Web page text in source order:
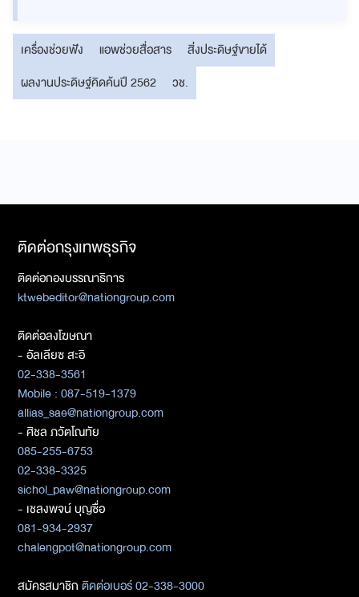
เครื่องช่วยฟัง แอพช่วยสื่อสาร
สิ่งประดิษฐ์ขายได้
ผลงานประดิษฐ์คิดค้นปี 2562
วช.
ติดต่อกรุงเทพธุรกิจ
ติดต่อกองบรรณาธิการ
ktwebeditor@nationgroup.com
ติดต่อลงโฆษณา
- อัลเลียซ สะอิ
02-338-3561
Mobile : 087-519-1379
allias_sae@nationgroup.com
- ศิชล ภวัตโณทัย
085-255-6753
02-338-3325
sichol_paw@nationgroup.com
- เชลงพจน์ บุญซื่อ
081-934-2937
chalengpot@nationgroup.com
สมัครสมาชิกติดต่อเบอร์ 02-338-3000